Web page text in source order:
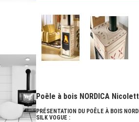
Poêle à bois NORDICA
PRÉSENTATION DU POÊLE À BOIS
SILK VOGUE :